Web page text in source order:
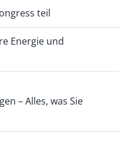
teil
Energie und
– Alles, was Sie